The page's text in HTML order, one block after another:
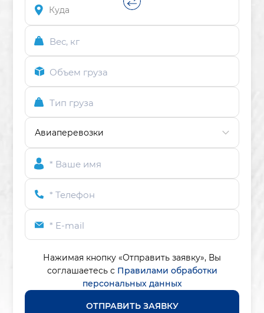
Вес, кг
Объем груза
Тип груза
* Ваше имя
* Телефон
* E-mail
Нажимая кнопку «Отправить заявку», Вы
соглашаетесь с Правилами обработки
персональных данных
ОТПРАВИТЬ ЗАЯВКУ